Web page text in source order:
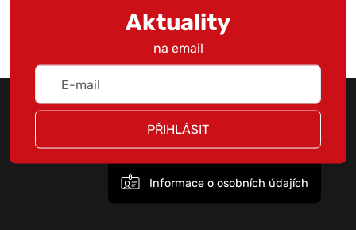
Aktuality
na email
PŘIHLÁSIT
Informace o osobních údajích